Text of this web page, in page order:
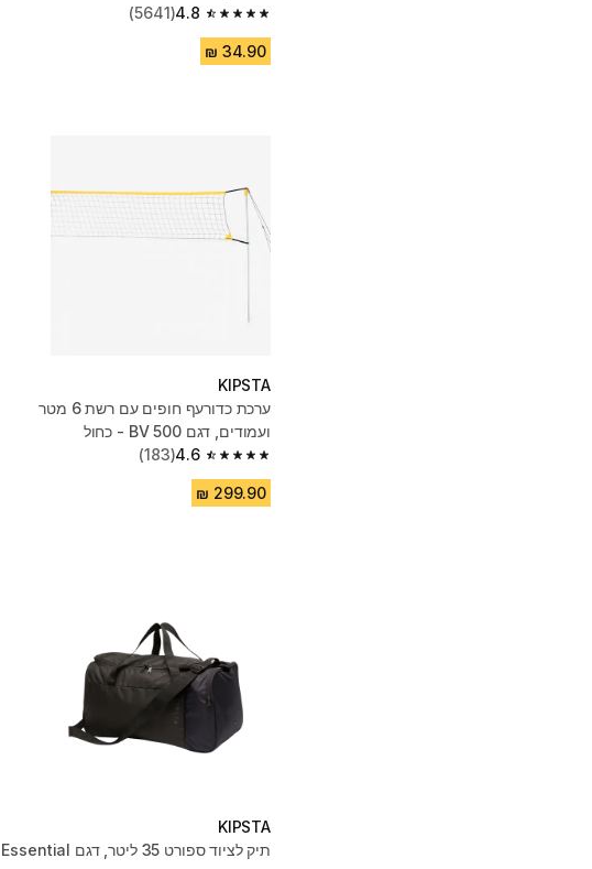
4.8
4.8 out of 5 stars from 5641 reviews
(5641)
KIPSTA
ערכת כדורעף חופים עם רשת 6 מטר
ועמודים, דגם BV 500 - כחול
4.6
4.6 out of 5 stars from 183 reviews
(183)
KIPSTA
תיק לציוד ספורט 35 ליטר, דגם Essential